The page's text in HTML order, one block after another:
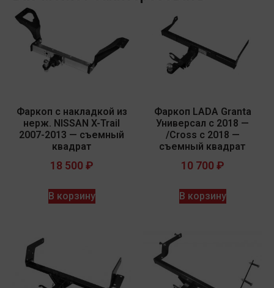
Фаркоп с накладкой из
нерж. NISSAN X-Trail
2007-2013 — съемный
квадрат
18 500 ₽
В корзину
Фаркоп LADA Granta
Универсал с 2018 —
/Cross с 2018 —
съемный квадрат
10 700 ₽
В корзину